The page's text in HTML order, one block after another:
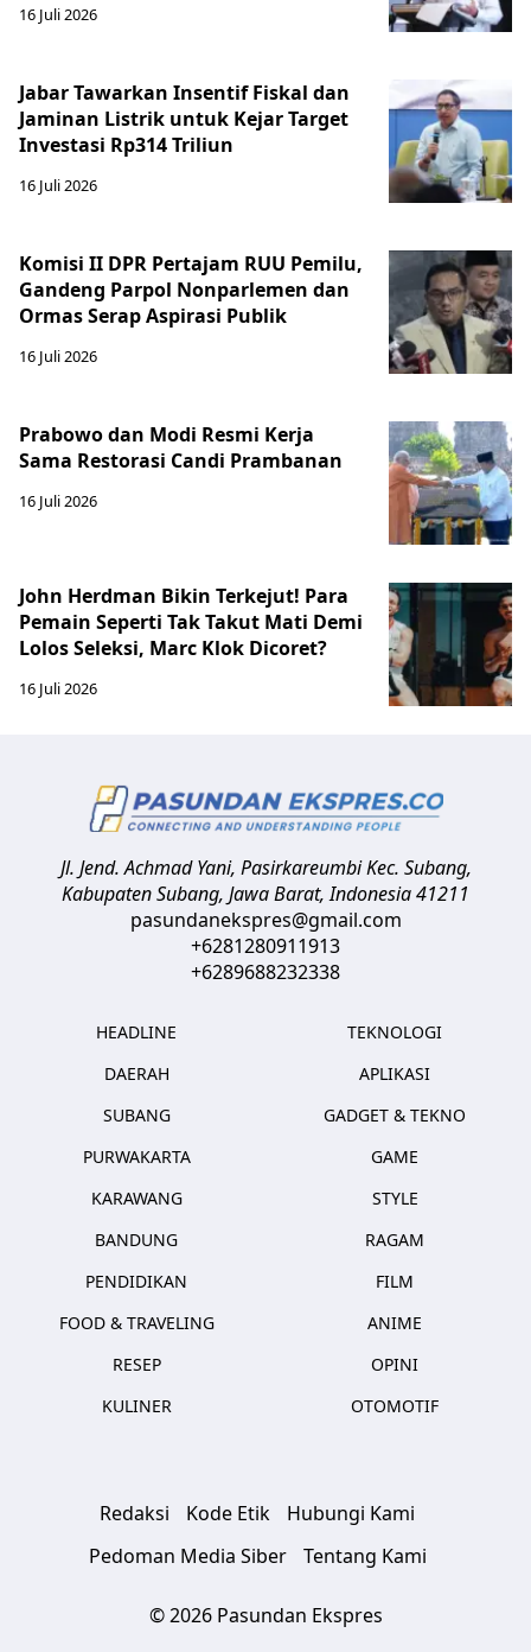
16 Juli 2026
Jabar Tawarkan Insentif Fiskal dan
Jaminan Listrik untuk Kejar Target
Investasi Rp314 Triliun
16 Juli 2026
Komisi II DPR Pertajam RUU Pemilu,
Gandeng Parpol Nonparlemen dan
Ormas Serap Aspirasi Publik
16 Juli 2026
Prabowo dan Modi Resmi Kerja
Sama Restorasi Candi Prambanan
16 Juli 2026
John Herdman Bikin Terkejut! Para
Pemain Seperti Tak Takut Mati Demi
Lolos Seleksi, Marc Klok Dicoret?
16 Juli 2026
Jl. Jend. Achmad Yani, Pasirkareumbi Kec. Subang,
Kabupaten Subang, Jawa Barat,Indonesia41211
pasundanekspres@gmail.com
+6281280911913
+6289688232338
HEADLINE
DAERAH
SUBANG
PURWAKARTA
KARAWANG
BANDUNG
PENDIDIKAN
FOOD & TRAVELING
RESEP
KULINER
TEKNOLOGI
APLIKASI
GADGET & TEKNO
GAME
STYLE
RAGAM
FILM
ANIME
OPINI
OTOMOTIF
Redaksi Kode Etik
Hubungi Kami
Pedoman Media Siber
Tentang Kami
© 2026 Pasundan Ekspres